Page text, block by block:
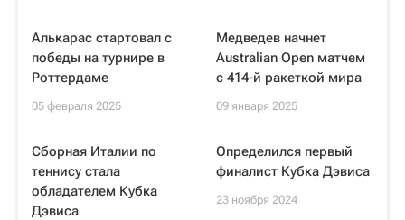
Алькарас стартовал с
победы на турнире в
Роттердаме
05 февраля 2025
Медведев начнет
Australian Open матчем
с 414-й ракеткой мира
09 января 2025
Сборная Италии по
теннису стала
обладателем Кубка
Дэвиса
Определился первый
финалист Кубка Дэвиса
23 ноября 2024